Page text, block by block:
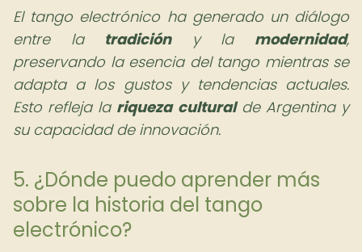
El tango electrónico ha generado un diálogo
entre la tradicióny la modernidad,
preservando la esencia del tango mientras se
adapta a los gustos y tendencias actuales.
Esto refleja la riqueza culturalde Argentina y
su capacidad de innovación.
5. ¿Dónde puedo aprender más
sobre la historia del tango
electrónico?